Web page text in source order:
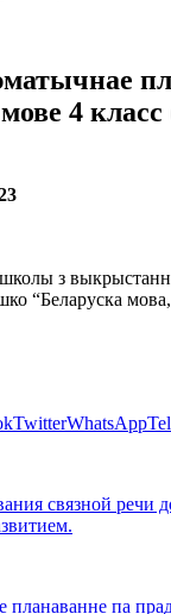
4 класс
з
“Беларуска
TwitterWhatsApp
связной речи
па